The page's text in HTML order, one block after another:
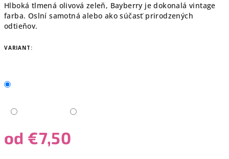
Hlboká tlmená olivová zeleň, Bayberry je dokonalá vintage
farba. Oslní samotná alebo ako súčasť prirodzených
odtieňov.
VARIANT:
od €7,50